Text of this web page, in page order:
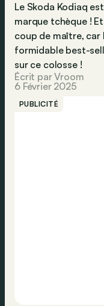
Le Skoda Kodiaq
marque tchèque !
coup de maître, car
formidable best-
sur ce colosse !
Écrit par Vroom
6 Février 2025
PUBLICITÉ